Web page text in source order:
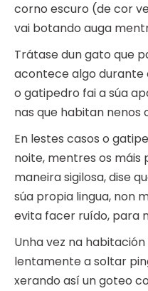
corno escuro (de cor
vai botando auga
Trátase dun gato que
acontece algo durante
o gatipedro fai a súa
nas que habitan nenos
En lestes casos o
noite, mentres os máis
maneira sigilosa, dise
súa propia lingua, non
evita facer ruído, para
Unha vez na
lentamente a soltar
xerando así un goteo